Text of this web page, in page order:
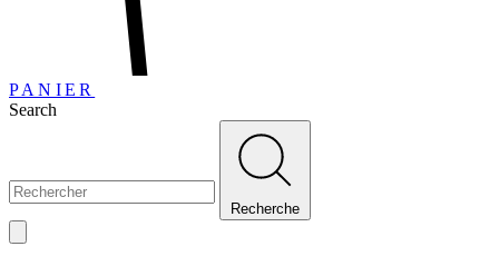
PANIER
Search
Recherche